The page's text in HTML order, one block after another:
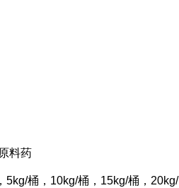
料药
5kg/桶，10kg/桶，15kg/桶，20kg/